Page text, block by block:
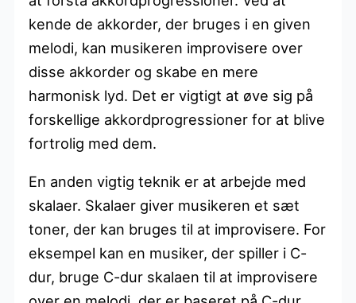
kende de akkorder, der bruges i en given
melodi, kan musikeren improvisere over
disse akkorder og skabe en mere
harmonisk lyd. Det er vigtigt at øve sig på
forskellige akkordprogressioner for at blive
fortrolig med dem.
En anden vigtig teknik er at arbejde med
skalaer. Skalaer giver musikeren et sæt
toner, der kan bruges til at improvisere. For
eksempel kan en musiker, der spiller i C-
dur, bruge C-dur skalaen til at improvisere